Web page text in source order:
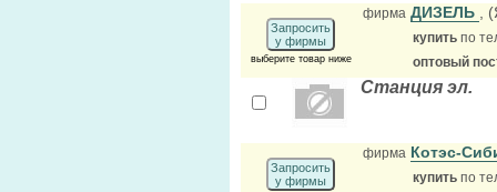
Запросить
у фирмы
выберите товар ниже
фирма ДИЗЕЛЬ ,
купить по
оптовый
Станция эл.
Запросить
у фирмы
фирма Котэс-
купить по